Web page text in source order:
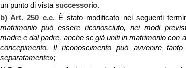
un punto di vista successorio.
b) Art. 250 c.c. È stato modificato nei seguenti
matrimonio può essere riconosciuto, nei modi
madre e dal padre, anche se già uniti in matrimonio con
concepimento. Il riconoscimento può avvenire tanto
separatamente»;